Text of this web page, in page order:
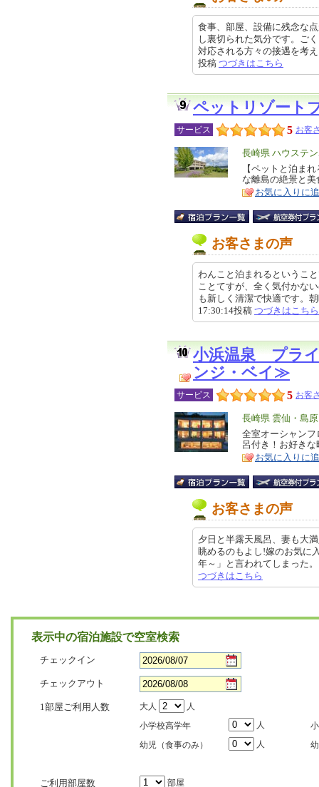
食事、部屋、設備に残念な
し裏切られた気分です。ご
対応される方々の接遇を考
投稿 つづきはこちら
ペットリゾート
サービス 5 お客
エ
リ
ア
長崎県 ハウステ
特
徴
【ペットと泊ま
な離島の絶景と
お気に入りに
お客さまの声
わんこと泊まれるというこ
ことてすが、全く気付かな
も新しく清潔で快適です。
17:30:14投稿 つづきはこちら
小浜温泉 プラ
ンジ・ベイ≫
サービス 5 お客
エ
リ
ア
長崎県 雲仙・島
特
徴
全室オーシャン
呂付き！お好き
お気に入りに
お客さまの声
夕日と半露天風呂、妻も大
眺めるのもよし!嫁のお気に
年～」と言われてしまった
つづきはこちら
表示中の宿泊施設で空室検索
チェックイン
チェックアウト
1部屋ご利用人数 大人
人
小学校高学年
人
幼児（食事のみ）
人
ご利用部屋数 部屋